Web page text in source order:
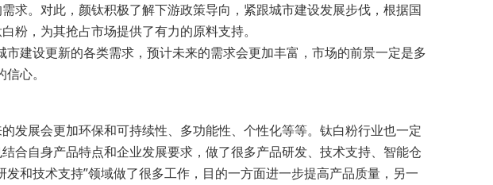
求。对此，颜钛积极了解下游政策导向，紧跟城市建设发展步伐，根据国
粉，为其抢占市场提供了有力的原料支持。
建设更新的各类需求，预计未来的需求会更加丰富，市场的前景一定是多
心。
发展会更加环保和可持续性、多功能性、个性化等等。钛白粉行业也一定
合自身产品特点和企业发展要求，做了很多产品研发、技术支持、智能仓
和技术支持”领域做了很多工作，目的一方面进一步提高产品质量，另一